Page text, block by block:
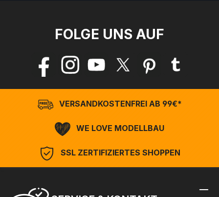
FOLGE UNS AUF
VERSANDKOSTENFREI AB 99€*
WE LOVE MODELLBAU
SSL ZERTIFIZIERTES SHOPPEN